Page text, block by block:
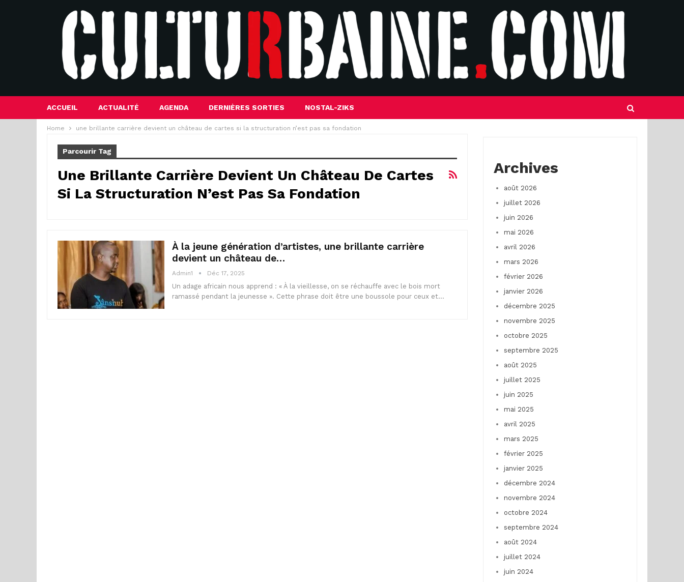
ACCUEIL ACTUALITÉ AGENDA DERNIÈRES SORTIES NOSTAL-ZIKS
Home une brillante carrière devient un château de cartes si la structuration n’est pas sa fondation
Parcourir Tag
Une Brillante Carrière Devient Un Château De Cartes
Si La Structuration N’est Pas Sa Fondation
À la jeune génération d’artistes, une brillante carrière
devient un château de…
Admin1 Déc 17, 2025
Un adage africain nous apprend : « À la vieillesse, on se réchauffe avec le bois mort
ramassé pendant la jeunesse ». Cette phrase doit être une boussole pour ceux et…
Archives
août 2026
juillet 2026
juin 2026
mai 2026
avril 2026
mars 2026
février 2026
janvier 2026
décembre 2025
novembre 2025
octobre 2025
septembre 2025
août 2025
juillet 2025
juin 2025
mai 2025
avril 2025
mars 2025
février 2025
janvier 2025
décembre 2024
novembre 2024
octobre 2024
septembre 2024
août 2024
juillet 2024
juin 2024